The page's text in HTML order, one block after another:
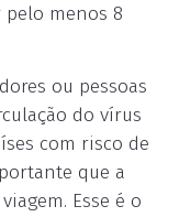
pelo menos 8
ou pessoas
do vírus
com risco de
que a
Esse é o